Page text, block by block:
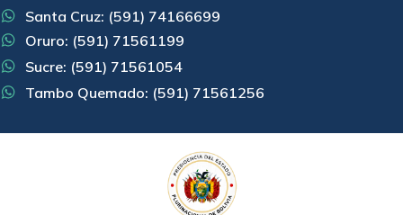
Santa Cruz: (591) 74166699
Oruro: (591) 71561199
Sucre: (591) 71561054
Tambo Quemado: (591) 71561256